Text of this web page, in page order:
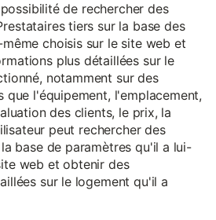
de rechercher des
tiers sur la base des
choisis sur le site web et
plus détaillées sur le
notamment sur des
que l'équipement, l'emplacement,
des clients, le prix, la
peut rechercher des
base de paramètres qu'il a lui-
web et obtenir des
sur le logement qu'il a